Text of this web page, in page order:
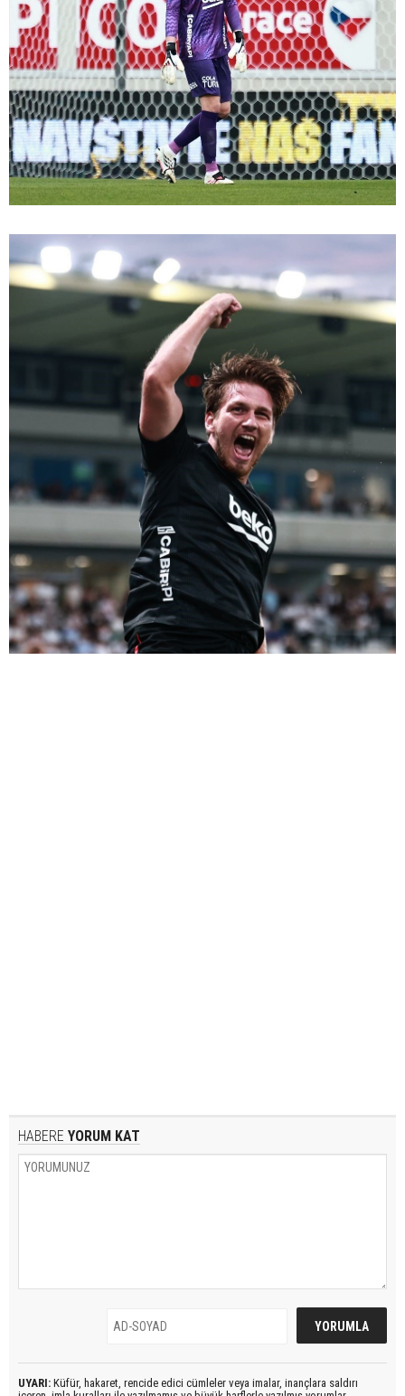
HABERE YORUM KAT
UYARI: Küfür, hakaret, rencide edici cümleler veya imalar, inançlara saldırı